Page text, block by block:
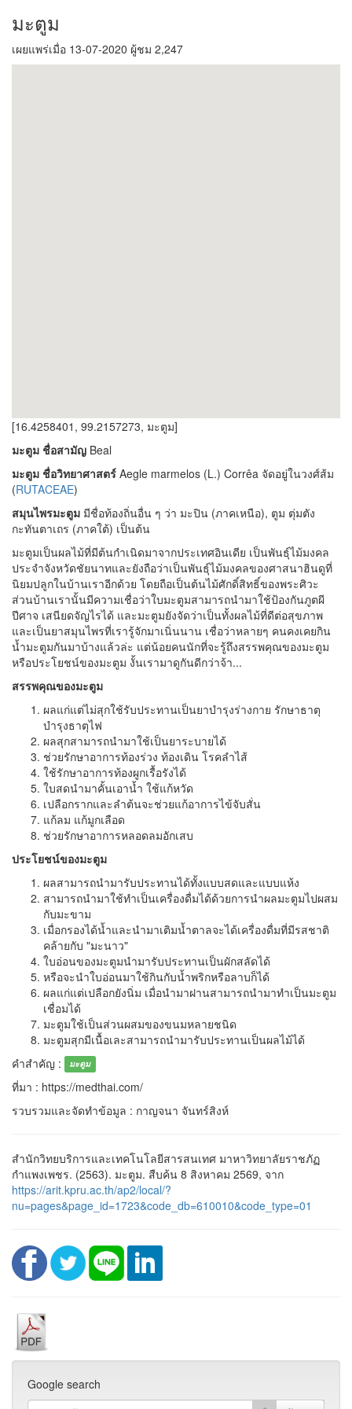
มะตูม
เผยแพร่เมื่อ 13-07-2020 ผู้ชม 2,247
[16.4258401, 99.2157273, มะตูม]
มะตูม ชื่อสามัญ Beal
มะตูม ชื่อวิทยาศาสตร์ Aegle marmelos (L.) Corrêa จัดอยู่ในวงศ์ส้ม
(RUTACEAE)
สมุนไพรมะตูม มีชื่อท้องถิ่นอื่น ๆ ว่า มะปิน (ภาคเหนือ), ตูม ตุ่มตัง
กะทันตาเถร (ภาคใต้) เป็นต้น
มะตูมเป็นผลไม้ที่มีต้นกำเนิดมาจากประเทศอินเดีย เป็นพันธุ์ไม้มงคล
ประจำจังหวัดชัยนาทและยังถือว่าเป็นพันธุ์ไม้มงคลของศาสนาฮินดูที่
นิยมปลูกในบ้านเราอีกด้วย โดยถือเป็นต้นไม้ศักดิ์สิทธิ์ของพระศิวะ
ส่วนบ้านเรานั้นมีความเชื่อว่าใบมะตูมสามารถนำมาใช้ป้องกันภูตผี
ปีศาจ เสนียดจัญไรได้ และมะตูมยังจัดว่าเป็นทั้งผลไม้ที่ดีต่อสุขภาพ
และเป็นยาสมุนไพรที่เรารู้จักมาเนิ่นนาน เชื่อว่าหลายๆ คนคงเคยกิน
น้ำมะตูมกันมาบ้างแล้วล่ะ แต่น้อยคนนักที่จะรู้ถึงสรรพคุณของมะตูม
หรือประโยชน์ของมะตูม งั้นเรามาดูกันดีกว่าจ้า...
สรรพคุณของมะตูม
ผลแก่แต่ไม่สุกใช้รับประทานเป็นยาบำรุงร่างกาย รักษาธาตุ
บำรุงธาตุไฟ
ผลสุกสามารถนำมาใช้เป็นยาระบายได้
ช่วยรักษาอาการท้องร่วง ท้องเดิน โรคลำไส้
ใช้รักษาอาการท้องผูกเรื้อรังได้
ใบสดนำมาคั้นเอาน้ำ ใช้แก้หวัด
เปลือกรากและลำต้นจะช่วยแก้อาการไข้จับสั่น
แก้ลม แก้มูกเลือด
ช่วยรักษาอาการหลอดลมอักเสบ
ประโยชน์ของมะตูม
ผลสามารถนำมารับประทานได้ทั้งแบบสดและแบบแห้ง
สามารถนำมาใช้ทำเป็นเครื่องดื่มได้ด้วยการนำผลมะตูมไปผสม
กับมะขาม
เมื่อกรองได้น้ำและนำมาเติมน้ำตาลจะได้เครื่องดื่มที่มีรสชาติ
คล้ายกับ "มะนาว"
ใบอ่อนของมะตูมนำมารับประทานเป็นผักสลัดได้
หรือจะนำใบอ่อนมาใช้กินกับน้ำพริกหรือลาบก็ได้
ผลแก่แต่เปลือกยังนิ่ม เมื่อนำมาฝานสามารถนำมาทำเป็นมะตูม
เชื่อมได้
มะตูมใช้เป็นส่วนผสมของขนมหลายชนิด
มะตูมสุกมีเนื้อเละสามารถนำมารับประทานเป็นผลไม้ได้
คำสำคัญ :
มะตูม
ที่มา : https://medthai.com/
รวบรวมและจัดทำข้อมูล : กาญจนา จันทร์สิงห์
สำนักวิทยบริการและเทคโนโลยีสารสนเทศ มาหาวิทยาลัยราชภัฏ
กำแพงเพชร. (2563). มะตูม. สืบค้น 8 สิงหาคม 2569, จาก
https://arit.kpru.ac.th/ap2/local/?
nu=pages&page_id=1723&code_db=610010&code_type=01
Google search